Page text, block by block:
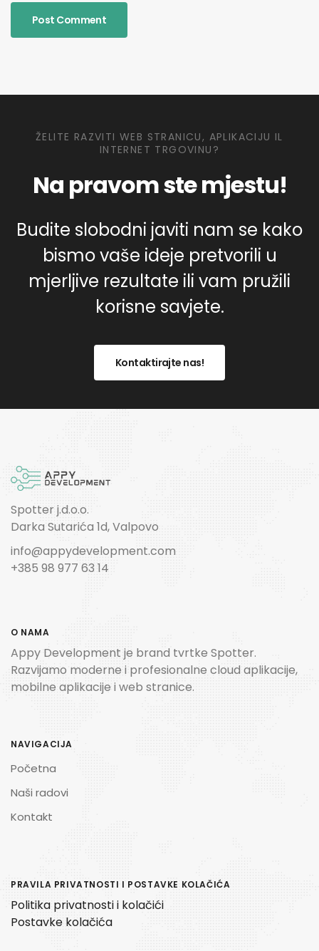
ŽELITE RAZVITI WEB STRANICU, APLIKACIJU IL
INTERNET TRGOVINU?
Na pravom ste mjestu!
Budite slobodni javiti nam se kako
bismo vaše ideje pretvorili u
mjerljive rezultate ili vam pružili
korisne savjete.
Kontaktirajte nas!
Spotter j.d.o.o.
Darka Sutarića 1d, Valpovo
info@appydevelopment.com
+385 98 977 63 14
O NAMA
Appy Development je brand tvrtke Spotter.
Razvijamo moderne i profesionalne cloud aplikacije,
mobilne aplikacije i web stranice.
NAVIGACIJA
Početna
Naši radovi
Kontakt
PRAVILA PRIVATNOSTI I POSTAVKE KOLAČIĆA
Politika privatnosti i kolačići
Postavke kolačića